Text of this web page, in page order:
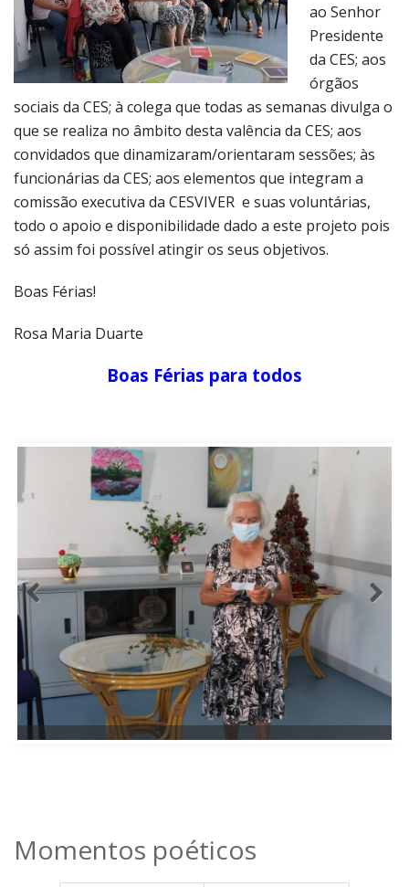
ao Senhor
Presidente
da CES; aos
órgãos
sociais da CES; à colega que todas as semanas divulga o
que se realiza no âmbito desta valência da CES; aos
convidados que dinamizaram/orientaram sessões; às
funcionárias da CES; aos elementos que integram a
comissão executiva da CESVIVER e suas voluntárias,
todo o apoio e disponibilidade dado a este projeto pois
só assim foi possível atingir os seus objetivos.
Boas Férias!
Rosa Maria Duarte
Boas Férias para todos